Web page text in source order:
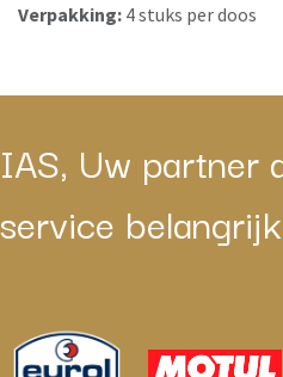
Verpakking: 4 stuks per doos
IAS, Uw partner
service